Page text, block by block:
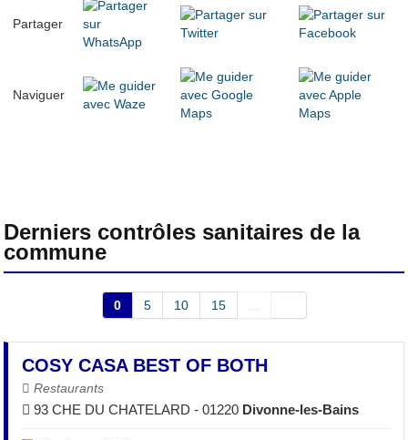
Partager
Naviguer
Derniers contrôles sanitaires de la
commune
0 5 10 15
COSY CASA BEST OF BOTH
Restaurants
93 CHE DU CHATELARD - 01220 Divonne-les-Bains